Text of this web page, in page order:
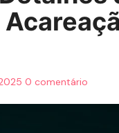
0 comentário